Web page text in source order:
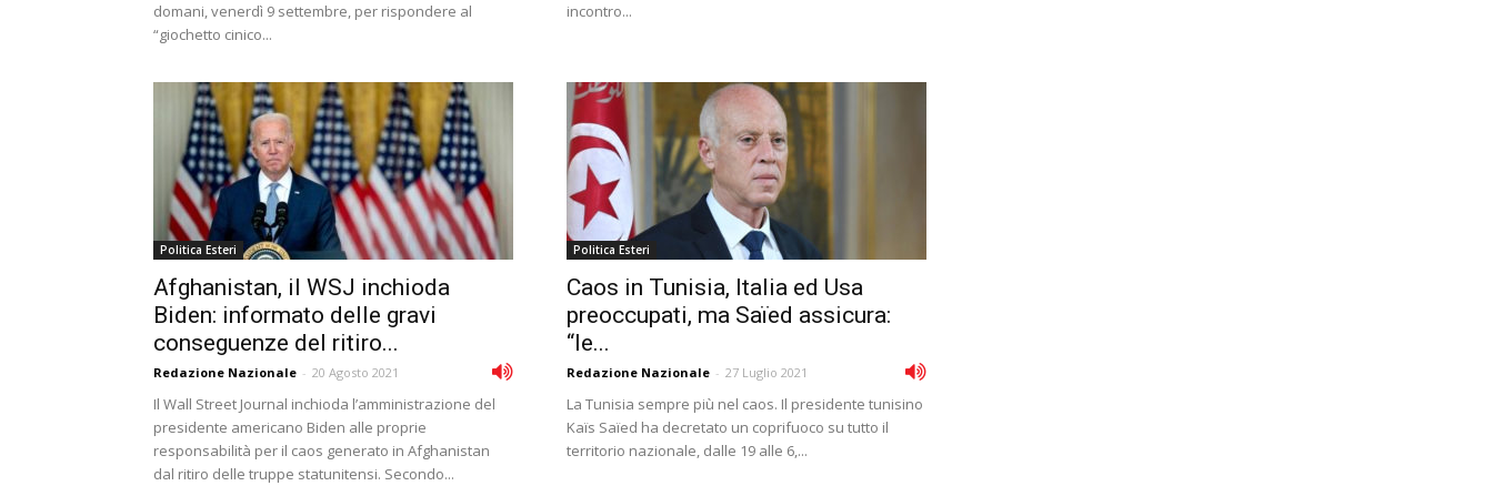
domani, venerdì 9 settembre, per rispondere al
“giochetto cinico...
incontro...
Politica Esteri
Afghanistan, il WSJ inchioda
Biden: informato delle gravi
conseguenze del ritiro...
Redazione Nazionale - 20 Agosto 2021
Il Wall Street Journal inchioda l’amministrazione del
presidente americano Biden alle proprie
responsabilità per il caos generato in Afghanistan
dal ritiro delle truppe statunitensi. Secondo...
Politica Esteri
Caos in Tunisia, Italia ed Usa
preoccupati, ma Saïed assicura:
“le...
Redazione Nazionale - 27 Luglio 2021
La Tunisia sempre più nel caos. Il presidente tunisino
Kaïs Saïed ha decretato un coprifuoco su tutto il
territorio nazionale, dalle 19 alle 6,...